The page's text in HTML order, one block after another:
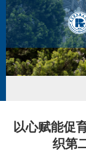
以心赋能促
织第